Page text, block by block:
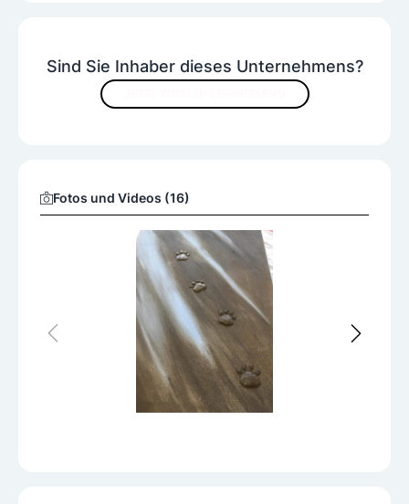
Sind Sie Inhaber dieses Unternehmens?
Fotos und Videos (16)